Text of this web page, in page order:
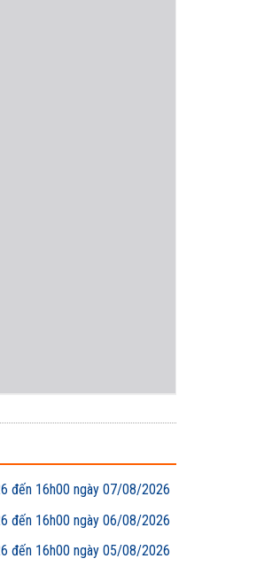
đến 16h00 ngày 07/08/2026
đến 16h00 ngày 06/08/2026
đến 16h00 ngày 05/08/2026